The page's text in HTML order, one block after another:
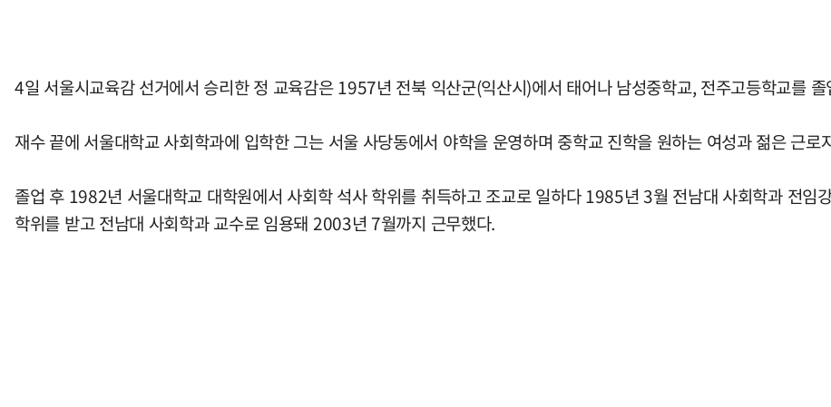
4일 서울시교육감 선거에서 승리한 정 교육감은 1957년 전북 익산군(익산시)에서 태어나 남성중학교, 전주고등학교를 졸
재수 끝에 서울대학교 사회학과에 입학한 그는 서울 사당동에서 야학을 운영하며 중학교 진학을 원하는 여성과 젊은 근로
졸업 후 1982년 서울대학교 대학원에서 사회학 석사 학위를 취득하고 조교로 일하다 1985년 3월 전남대 사회학과 전
학위를 받고 전남대 사회학과 교수로 임용돼 2003년 7월까지 근무했다.